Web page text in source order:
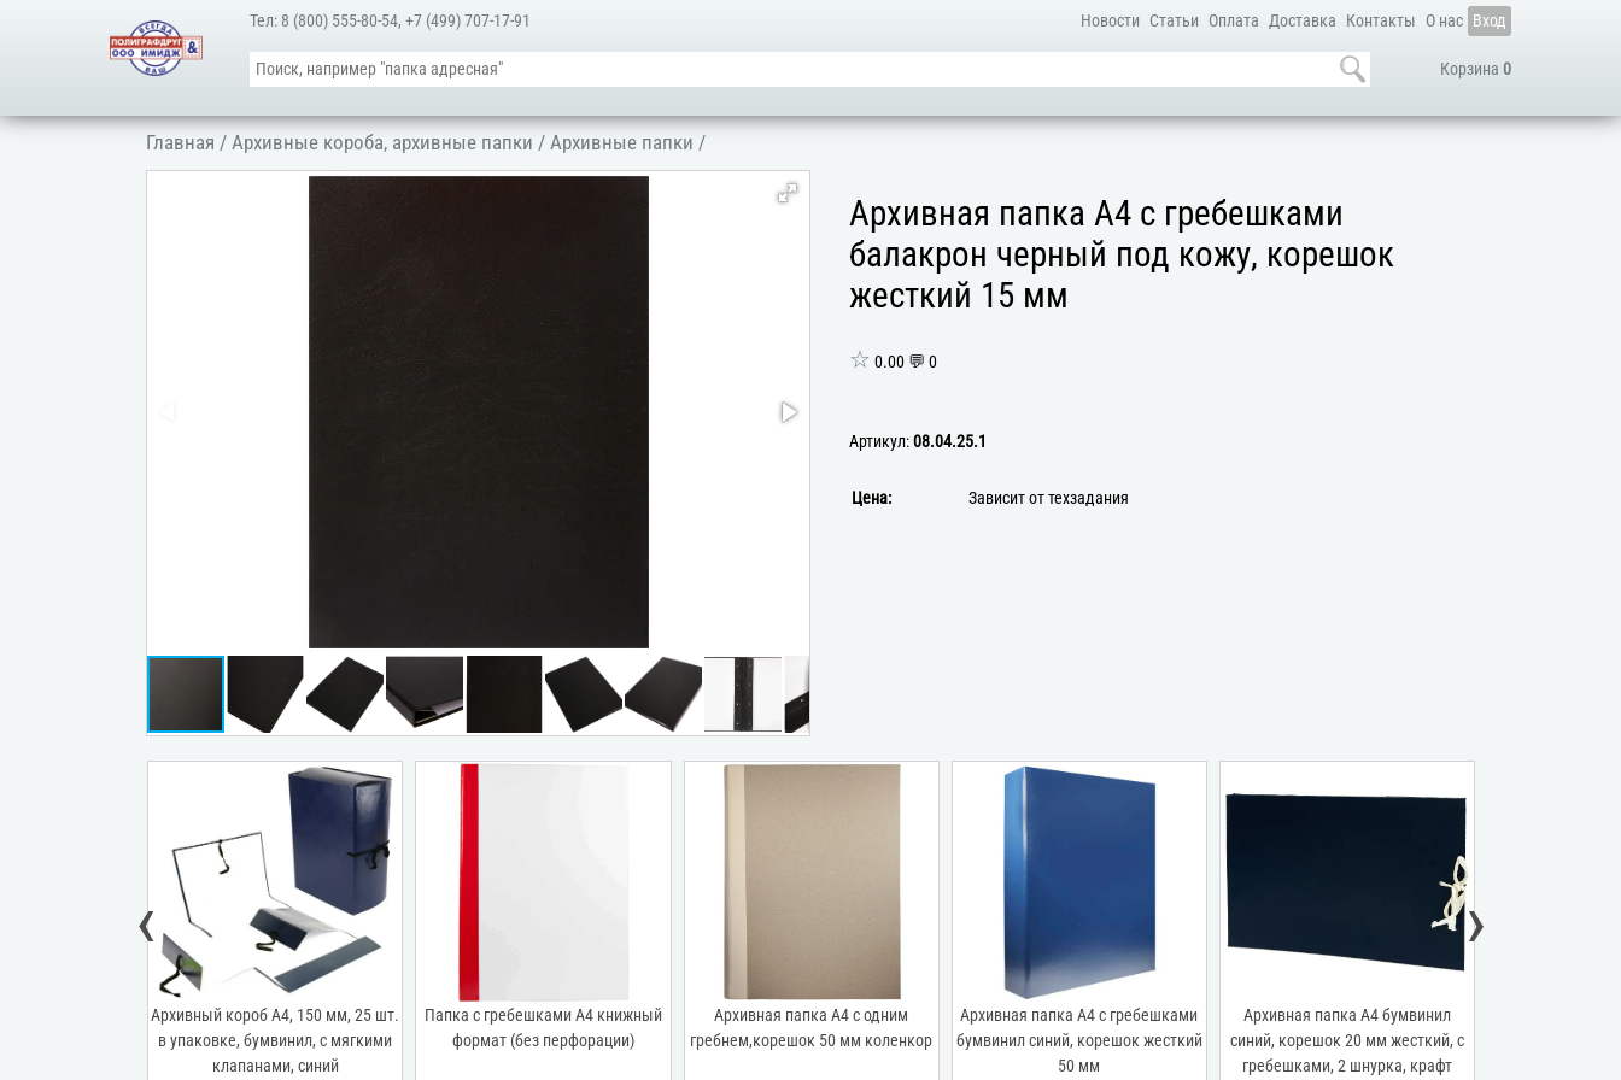
Новости Статьи Оплата Доставка Контакты О нас Вход
Корзина 0
Тел: 8 (800) 555-80-54,+7 (499) 707-17-91
Главная /Архивные короба, архивные папки /Архивные папки /
Архивная папка А4 с гребешками
балакрон черный под кожу, корешок
жесткий 15 мм
☆ 0.00 💬 0
Артикул:08.04.25.1
Цена: Зависит от техзадания
Архивный короб А4, 150 мм, 25 шт.
в упаковке, бумвинил, с мягкими
клапанами, синий
Папка с гребешками А4 книжный
формат (без перфорации)
Архивная папка А4 с одним
гребнем,корешок 50 мм коленкор
Архивная папка А4 с гребешками
бумвинил синий, корешок жесткий
50 мм
Архивная папка А4 бумвинил
синий, корешок 20 мм жесткий, с
гребешками, 2 шнурка, крафт
‹ ›